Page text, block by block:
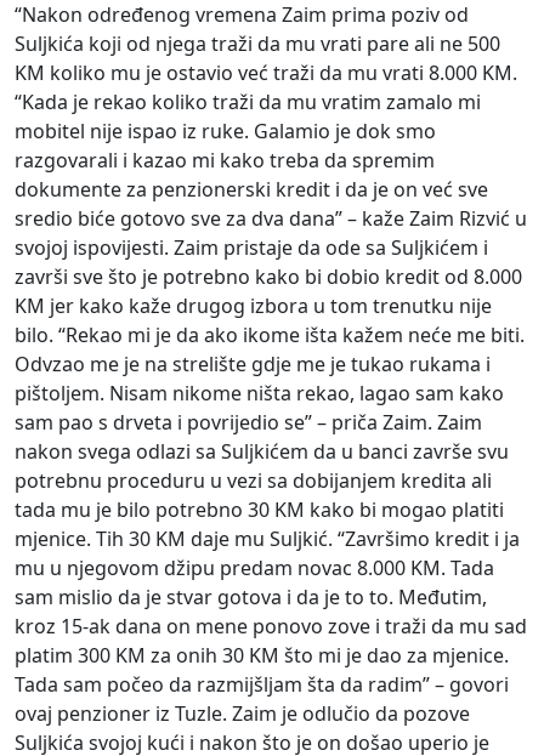
“Nakon određenog vremena Zaim prima poziv od
Suljkića koji od njega traži da mu vrati pare ali ne 500
KM koliko mu je ostavio već traži da mu vrati 8.000 KM.
“Kada je rekao koliko traži da mu vratim zamalo mi
mobitel nije ispao iz ruke. Galamio je dok smo
razgovarali i kazao mi kako treba da spremim
dokumente za penzionerski kredit i da je on već sve
sredio biće gotovo sve za dva dana” – kaže Zaim Rizvić u
svojoj ispovijesti. Zaim pristaje da ode sa Suljkićem i
završi sve što je potrebno kako bi dobio kredit od 8.000
KM jer kako kaže drugog izbora u tom trenutku nije
bilo. “Rekao mi je da ako ikome išta kažem neće me biti.
Odvzao me je na strelište gdje me je tukao rukama i
pištoljem. Nisam nikome ništa rekao, lagao sam kako
sam pao s drveta i povrijedio se” – priča Zaim. Zaim
nakon svega odlazi sa Suljkićem da u banci završe svu
potrebnu proceduru u vezi sa dobijanjem kredita ali
tada mu je bilo potrebno 30 KM kako bi mogao platiti
mjenice. Tih 30 KM daje mu Suljkić. “Završimo kredit i ja
mu u njegovom džipu predam novac 8.000 KM. Tada
sam mislio da je stvar gotova i da je to to. Međutim,
kroz 15-ak dana on mene ponovo zove i traži da mu sad
platim 300 KM za onih 30 KM što mi je dao za mjenice.
Tada sam počeo da razmijšljam šta da radim” – govori
ovaj penzioner iz Tuzle. Zaim je odlučio da pozove
Suljkića svojoj kući i nakon što je on došao uperio je